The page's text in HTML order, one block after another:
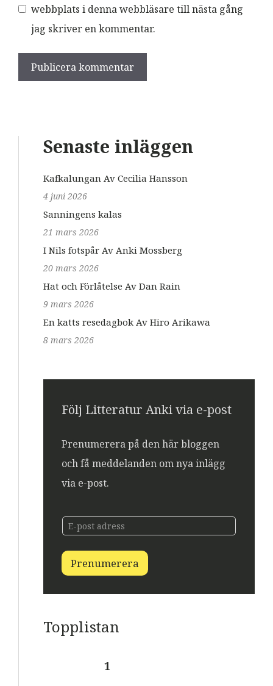
webbplats i denna webbläsare till nästa gång
jag skriver en kommentar.
Senaste inläggen
Kafkalungan Av Cecilia Hansson
4 juni 2026
Sanningens kalas
21 mars 2026
I Nils fotspår Av Anki Mossberg
20 mars 2026
Hat och Förlåtelse Av Dan Rain
9 mars 2026
En katts resedagbok Av Hiro Arikawa
8 mars 2026
Följ Litteratur Anki via e-post
Prenumerera på den här bloggen
och få meddelanden om nya inlägg
via e-post.
p
o
s
t
-
s
t
E
-
o
s
t
Prenumerera
Topplistan
1